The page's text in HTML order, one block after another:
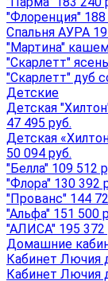
"Флоренция" 188
Спальня АУРА
"Мартина"
"Скарлетт"
"Скарлетт" дуб
Детские
Детская
47 495 руб.
Детская
50 094 руб.
"Белла" 109 512
"Флора" 130 392
"Прованс" 144
"Альфа" 151 500
"АЛИСА" 195 372
Домашние
Кабинет Лючия
Кабинет Лючия